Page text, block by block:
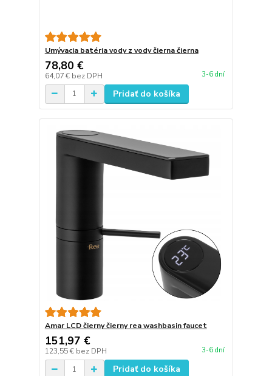
Umývacia batéria vody z vody čierna čierna
78,80 €
64,07 € bez DPH 3-6 dní
Pridať do košíka
Amar LCD čierny čierny rea washbasin faucet
151,97 €
123,55 € bez DPH 3-6 dní
Pridať do košíka